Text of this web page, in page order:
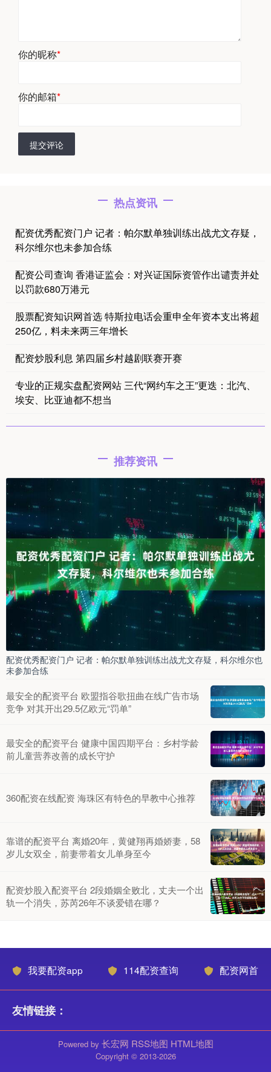
你的昵称*
你的邮箱*
提交评论
热点资讯
配资优秀配资门户 记者：帕尔默单独训练出战尤文存疑，
科尔维尔也未参加合练
配资公司查询 香港证监会：对兴证国际资管作出谴责并处
以罚款680万港元
股票配资知识网首选 特斯拉电话会重申全年资本支出将超
250亿，料未来两三年增长
配资炒股利息 第四届乡村越剧联赛开赛
专业的正规实盘配资网站 三代“网约车之王”更迭：北汽、
埃安、比亚迪都不想当
推荐资讯
配资优秀配资门户 记者：帕尔默单独训练出战尤文存疑，科尔维尔也
未参加合练
最安全的配资平台 欧盟指谷歌扭曲在线广告市场
竞争 对其开出29.5亿欧元“罚单”
最安全的配资平台 健康中国四期平台：乡村学龄
前儿童营养改善的成长守护
360配资在线配资 海珠区有特色的早教中心推荐
靠谱的配资平台 离婚20年，黄健翔再婚娇妻，58
岁儿女双全，前妻带着女儿单身至今
配资炒股入配资平台 2段婚姻全败北，丈夫一个出
轨一个消失，苏芮26年不谈爱错在哪？
我要配资app 114配资查询 配资网首
友情链接：
Powered by 长宏网 RSS地图 HTML地图
Copyright © 2013-2026